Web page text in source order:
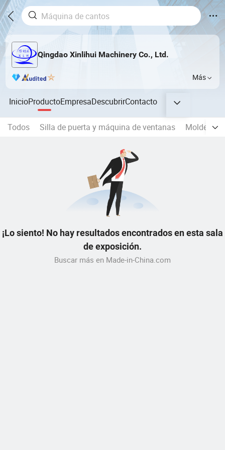
Qingdao Xinlihui Machinery Co., Ltd.
Más
InicioProductoEmpresaDescubrirContacto
Todos Silla de puerta y máquina de ventanas Molder de
¡Lo siento! No hay resultados encontrados en esta sala
de exposición.
Buscar más en Made-in-China.com